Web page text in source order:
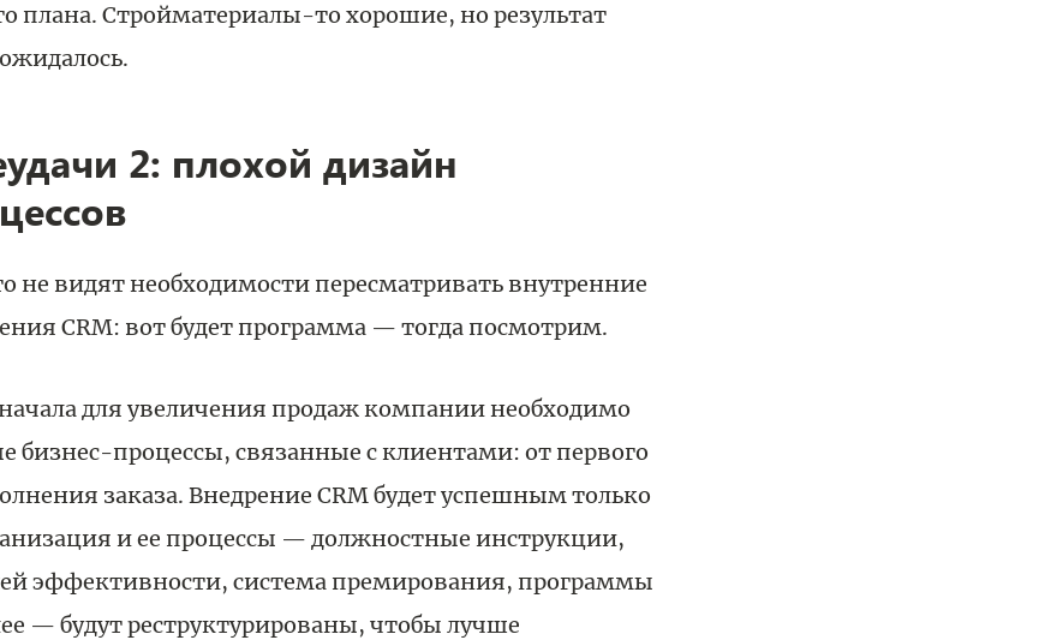
плана. Стройматериалы-то хорошие, но результат
2: плохой дизайн
не видят необходимости пересматривать внутренние
CRM: вот будет программа — тогда посмотрим.
для увеличения продаж компании необходимо
бизнес-процессы, связанные с клиентами: от первого
заказа. Внедрение CRM будет успешным только
и ее процессы — должностные инструкции,
эффективности, система премирования, программы
— будут реструктурированы, чтобы лучше